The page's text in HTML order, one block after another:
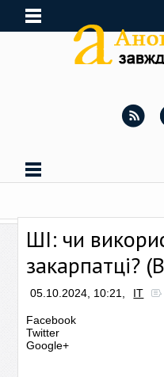
ШІ: чи
закарпатці?
05.10.2024, 10:21, ІТ
Facebook
Twitter
Google+